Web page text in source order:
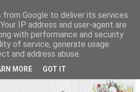
from Google to deliver its services
IP address and user-agent are
with performance and security
of service, generate usage
and address abuse.
MORE GOT IT